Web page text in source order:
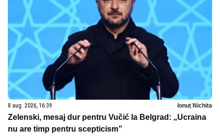
8 aug. 2026, 16:39 Ionuț Nichita
Zelenski, mesaj dur pentru Vučić la Belgrad: „Ucraina
nu are timp pentru scepticism”